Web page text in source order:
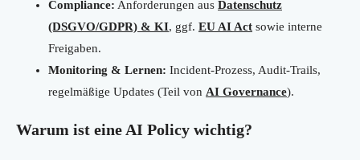
Compliance: Anforderungen aus Datenschutz
(DSGVO/GDPR) & KI, ggf. EU AI Act sowie interne
Freigaben.
Monitoring & Lernen: Incident-Prozess, Audit-Trails,
regelmäßige Updates (Teil von AI Governance).
Warum ist eine AI Policy wichtig?